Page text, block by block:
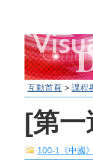
互動首頁 > 課程
[第一
100-1《中國